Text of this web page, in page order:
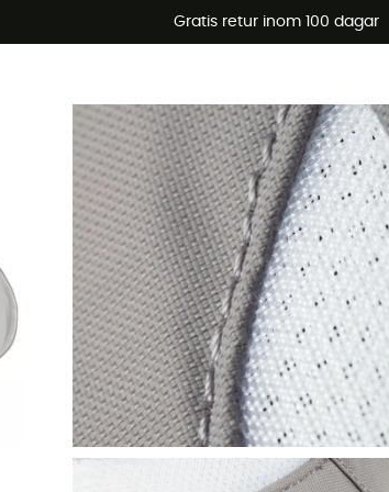
Gratis retur inom 100 dagar
Sommarerbjudanden 🔥 -5 % EXTRA vid köp av 2